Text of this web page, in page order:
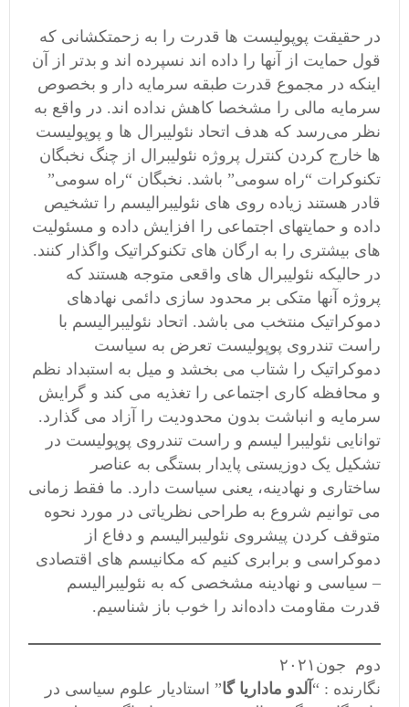
در حقیقت پوپولیست ها قدرت را به زحمتکشانی که
قول حمایت از آنها را داده اند نسپرده اند و بدتر از آن
اینکه در مجموع قدرت طبقه سرمایه دار و بخصوص
سرمایه مالی را مشخصا کاهش نداده اند. در واقع به
نظر می‌رسد که هدف اتحاد نئولیبرال ها و پوپولیست
ها خارج کردن کنترل پروژه نئولیبرال از چنگ نخبگان
تکنوکرات “راه سومی” باشد. نخبگان “راه سومی”
قادر هستند زیاده روی های نئولیبرالیسم را تشخیص
داده و حمایتهای اجتماعی را افزایش داده و مسئولیت
های بیشتری را به ارگان های تکنوکراتیک واگذار کنند.
در حالیکه نئولیبرال های واقعی متوجه هستند که
پروژه آنها متکی بر محدود سازی دائمی نهادهای
دموکراتیک منتخب می باشد. اتحاد نئولیبرالیسم با
راست تندروی پوپولیست تعرض به سیاست
دموکراتیک را شتاب می بخشد و میل به استبداد نظم
و محافظه کاری اجتماعی را تغذیه می کند و گرایش
سرمایه و انباشت بدون محدودیت را آزاد می گذارد.
توانایی نئولیبرا لیسم و راست تندروی پوپولیست در
تشکیل یک دوزیستی پایدار بستگی به عناصر
ساختاری و نهادینه، یعنی سیاست دارد. ما فقط زمانی
می توانیم شروع به طراحی نظریاتی در مورد نحوه
متوقف کردن پیشروی نئولیبرالیسم و دفاع از
دموکراسی و برابری کنیم که مکانیسم های اقتصادی
– سیاسی و نهادینه مشخصی که به نئولیبرالیسم
قدرت مقاومت داده‌اند را خوب باز شناسیم.
دوم جون۲۰۲۱
نگارنده : “ آلدو ماداریا گا” استادیار علوم سیاسی در